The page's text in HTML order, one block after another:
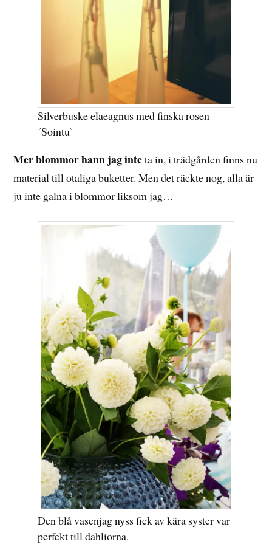
Silverbuske elaeagnus med finska rosen
´Sointu`
Mer blommor hann jag inteta in, i trädgården finns nu
material till otaliga buketter. Men det räckte nog, alla är
ju inte galna i blommor liksom jag…
Den blå vasenjag nyss fick av kära syster var
perfekt till dahliorna.